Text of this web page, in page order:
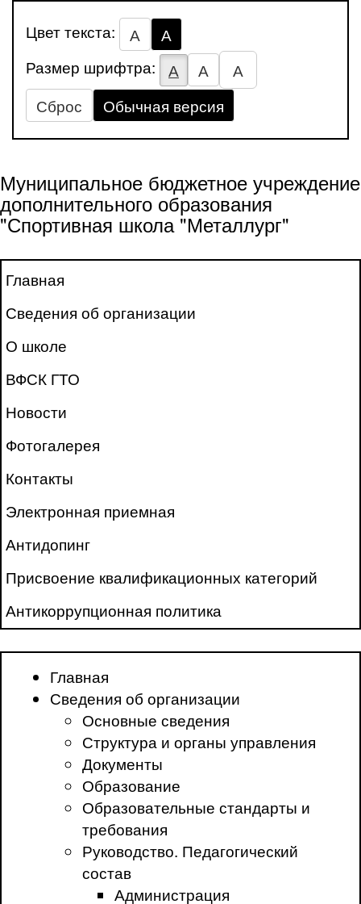
Цвет текста: А
А
Размер шрифтра:
А А
А
Сброс
Обычная версия
Муниципальное бюджетное учреждение
дополнительного образования
"Спортивная школа "Металлург"
Главная
Сведения об организации
О школе
ВФСК ГТО
Новости
Фотогалерея
Контакты
Электронная приемная
Антидопинг
Присвоение квалификационных категорий
Антикоррупционная политика
Главная
Сведения об организации
Основные сведения
Структура и органы управления
Документы
Образование
Образовательные стандарты и
требования
Руководство. Педагогический
состав
Администрация